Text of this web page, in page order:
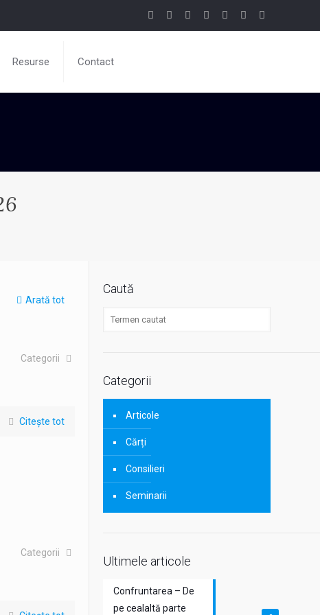
Resurse Contact
Arată tot
Categorii
Citește tot
Categorii
Caută
Categorii
Articole
Cărți
Consilieri
Seminarii
Ultimele articole
Confruntarea – De
pe cealaltă parte